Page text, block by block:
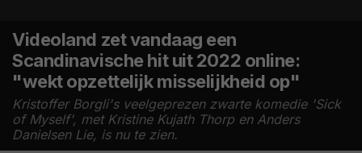
Videoland zet vandaag een
Scandinavische hit uit 2022 online:
"wekt opzettelijk misselijkheid op"
Kristoffer Borgli's veelgeprezen zwarte komedie 'Sick
of Myself', met Kristine Kujath Thorp en Anders
Danielsen Lie, is nu te zien.